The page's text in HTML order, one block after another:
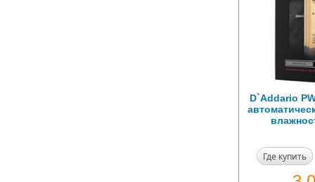
D`Addario
Где купить